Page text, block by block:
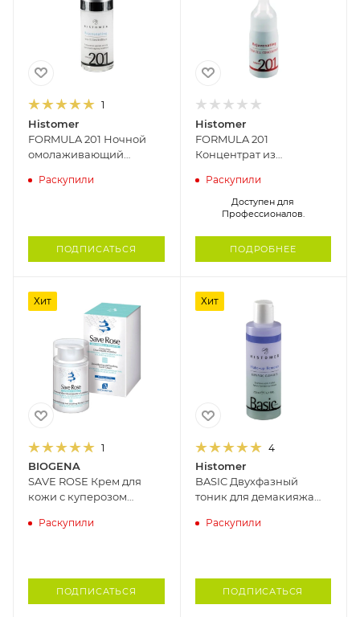
1
Histomer
FORMULA 201 Ночной
омолаживающий
стволовыми клетками
Раскупили
ПОДПИСАТЬСЯ
Histomer
FORMULA 201
Концентрат из
гардении для
омоложения кожи
HISTOMER, 2.5 мл
Раскупили
Доступен для
Профессионалов.
ПОДРОБНЕЕ
Хит
1
BIOGENA
SAVE ROSE Крем для
кожи с куперозом
Раскупили
ПОДПИСАТЬСЯ
Хит
4
Histomer
BASIC Двухфазный
тоник для демакияжа
200 мл
Раскупили
ПОДПИСАТЬСЯ